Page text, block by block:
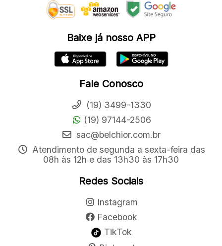
Baixe já nosso APP
Fale Conosco
(19) 3499-1330
(19) 97144-2506
sac@belchior.com.br
Atendimento de segunda a sexta-feira das
08h às 12h e das 13h30 às 17h30
Redes Sociais
Instagram
Facebook
TikTok